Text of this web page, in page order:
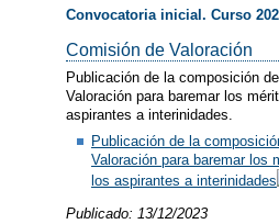
Convocatoria inicial. Curso
Comisión de Valoración
Publicación de la composición
Valoración para baremar los
aspirantes a interinidades.
Publicación de la
Valoración para baremar los
los aspirantes a interinidades
Publicado: 13/12/2023